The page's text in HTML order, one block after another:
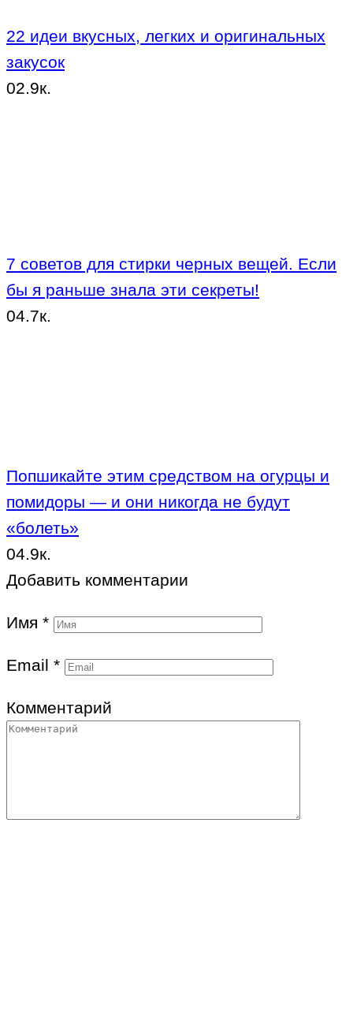
22 идеи вкусных, легких и оригинальных
закусок
02.9к.
7 советов для стирки черных вещей. Если
бы я раньше знала эти секреты!
04.7к.
Попшикайте этим средством на огурцы и
помидоры — и они никогда не будут
«болеть»
04.9к.
Добавить комментарии
Имя *
Email *
Комментарий